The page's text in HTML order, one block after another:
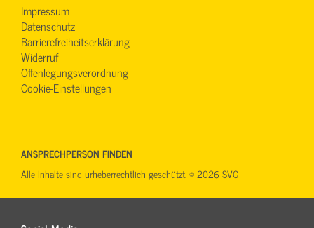
Impressum
Datenschutz
Barrierefreiheitserklärung
Widerruf
Offenlegungsverordnung
Cookie-Einstellungen
ANSPRECHPERSON FINDEN
Alle Inhalte sind urheberrechtlich geschützt. © 2026 SVG